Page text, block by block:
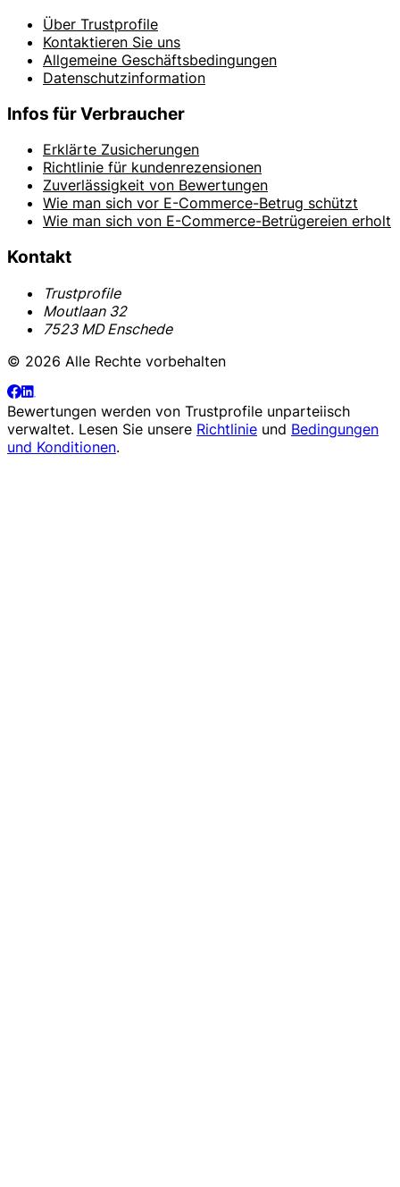
Über Trustprofile
Kontaktieren Sie uns
Allgemeine Geschäftsbedingungen
Datenschutzinformation
Infos für Verbraucher
Erklärte Zusicherungen
Richtlinie für kundenrezensionen
Zuverlässigkeit von Bewertungen
Wie man sich vor E-Commerce-Betrug schützt
Wie man sich von E-Commerce-Betrügereien erholt
Kontakt
Trustprofile
Moutlaan 32
7523 MD Enschede
© 2026 Alle Rechte vorbehalten
Bewertungen werden von Trustprofile unparteiisch
verwaltet. Lesen Sie unsere Richtlinie und Bedingungen
und Konditionen.